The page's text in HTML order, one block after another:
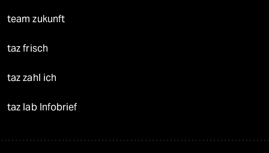
team zukunft
taz frisch
taz zahl ich
taz lab Infobrief